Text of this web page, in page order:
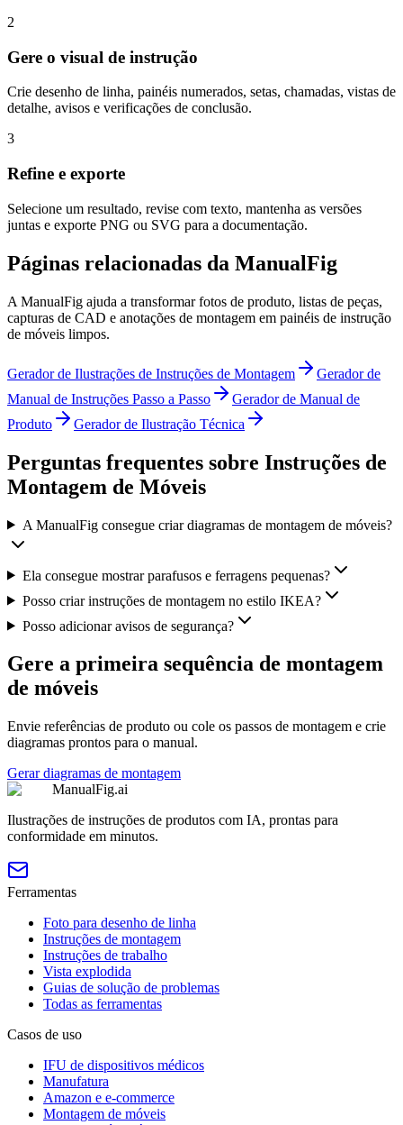
2
Gere o visual de instrução
Crie desenho de linha, painéis numerados, setas, chamadas, vistas de
detalhe, avisos e verificações de conclusão.
3
Refine e exporte
Selecione um resultado, revise com texto, mantenha as versões
juntas e exporte PNG ou SVG para a documentação.
Páginas relacionadas da ManualFig
A ManualFig ajuda a transformar fotos de produto, listas de peças,
capturas de CAD e anotações de montagem em painéis de instrução
de móveis limpos.
Gerador de Ilustrações de Instruções de Montagem
Gerador de
Manual de Instruções Passo a Passo
Gerador de Manual de
Produto
Gerador de Ilustração Técnica
Perguntas frequentes sobre Instruções de
Montagem de Móveis
A ManualFig consegue criar diagramas de montagem de móveis?
Ela consegue mostrar parafusos e ferragens pequenas?
Posso criar instruções de montagem no estilo IKEA?
Posso adicionar avisos de segurança?
Gere a primeira sequência de montagem
de móveis
Envie referências de produto ou cole os passos de montagem e crie
diagramas prontos para o manual.
Gerar diagramas de montagem
ManualFig.ai
Ilustrações de instruções de produtos com IA, prontas para
conformidade em minutos.
Ferramentas
Foto para desenho de linha
Instruções de montagem
Instruções de trabalho
Vista explodida
Guias de solução de problemas
Todas as ferramentas
Casos de uso
IFU de dispositivos médicos
Manufatura
Amazon e e-commerce
Montagem de móveis